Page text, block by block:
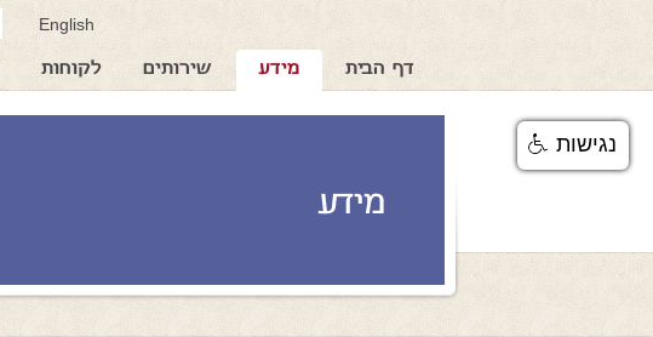
English
דף הבית מידע שירותים לקוחות
מידע
נגישות